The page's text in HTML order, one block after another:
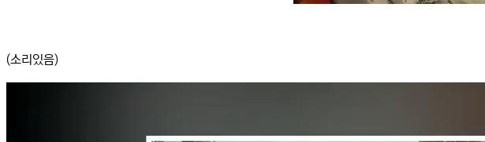
(소리있음)